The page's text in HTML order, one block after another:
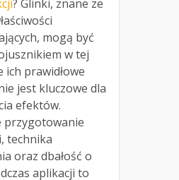
? Glinki, znane ze
mogą być
w tej
ich prawidłowe
jest kluczowe dla
efektów.
przygotowanie
technika
oraz dbałość o
aplikacji to